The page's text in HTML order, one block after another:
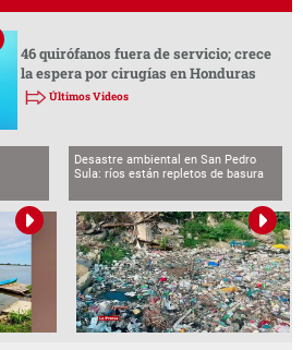
46 quirófanos fuera de servicio; crece
la espera por cirugías en Honduras
Últimos Videos
Desastre ambiental en San Pedro
Sula: ríos están repletos de basura